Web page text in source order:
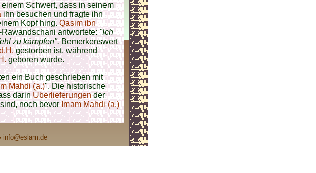
Schwert, dass in seinem
ihn besuchen und fragte ihn
Kopf hing.Qasim ibn
antwortete:"Ich
zu kämpfen".Bemerkenswert
gestorben ist, während
geboren wurde.
ein Buch geschrieben mit
Mahdi (a.)". Die historische
darinÜberlieferungender
noch bevorImam Mahdi (a.)
info@eslam.de